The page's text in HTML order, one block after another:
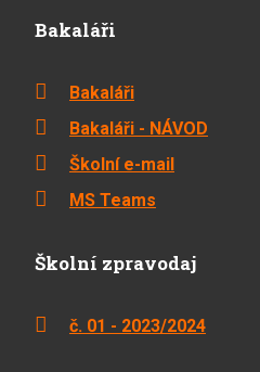
Bakaláři
Bakaláři
Bakaláři - NÁVOD
Školní e-mail
MS Teams
Školní zpravodaj
č. 01 - 2023/2024